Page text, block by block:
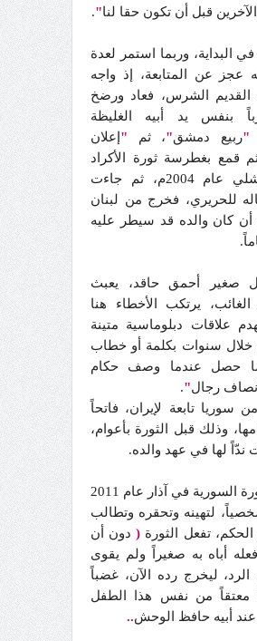
الآخرين قبل أن تكون حقا لنا"
.
البداية، وربما استمر لعدة
عجز عن المتابعة، إذ واجه
الشرس، فعاد ورضخ
بنفس يد أبيه الغليظة
"ربيع دمشق"، ثم " إعلان
قمع بغطرسة ثورة الأكراد
في القامشلي عام 2004م، ثم جاءت
للحريري، فخرج من لبنان
أن كان والده قد سيطر عليه
صغير أحمق حاقد، يعبث
الغائب، يرتكب الأخطاء هنا
علاقات دبلوماسية متينة
خلال سنوات بكلمة أو خطاب
حصل عندما وصف حكام
أنصاف رجال"
.
سوريا تابعة لإيران، فاتحاً
وذلك قبل الثورة بأعوام،
ندّاً لها في عهد والده.
ثم أتت الثورة السورية في آذار عام 2011
لتهينه وتحقره وتطالب
تفعل الثورة (دون أن
أباه به صغيراً ولم يقوى
ليخرج رده الآن، غضباً
معتقاً من نفس هذا الطفل
أبيه حافظ الوحش..